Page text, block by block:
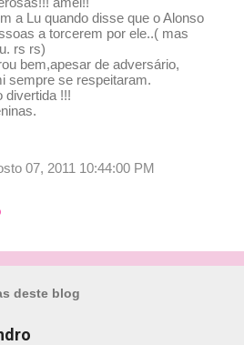
a Lu quando disse que o Alonso
a torcerem por ele..( mas
rs rs)
bem,apesar de adversário,
sempre se respeitaram.
divertida !!!
07, 2011 10:44:00 PM
deste blog